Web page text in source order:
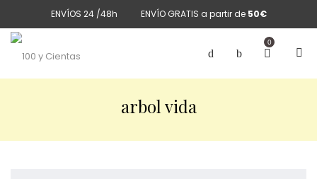
ENVÍOS 24 /48h ENVÍO GRATIS a partir de 50€
0
arbol vida